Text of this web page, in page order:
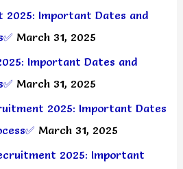
2025: Important Dates and
March 31, 2025
Important Dates and
March 31, 2025
2025: Important Dates
March 31, 2025
2025: Important